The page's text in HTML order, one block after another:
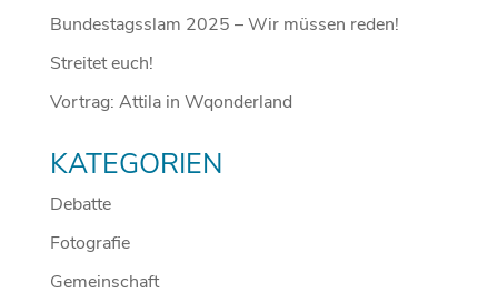
Bundestagsslam 2025 – Wir müssen reden!
Streitet euch!
Vortrag: Attila in Wqonderland
KATEGORIEN
Debatte
Fotografie
Gemeinschaft